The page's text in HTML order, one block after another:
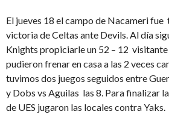
El jueves 18 el campo de Nacameri
victoria de Celtas ante Devils. Al día
Knights propiciarle un 52 – 12 visitante
pudieron frenar en casa a las 2 veces
tuvimos dos juegos seguidos entre
y Dobs vs Aguilas las 8. Para finalizar
de UES jugaron las locales contra Yaks.